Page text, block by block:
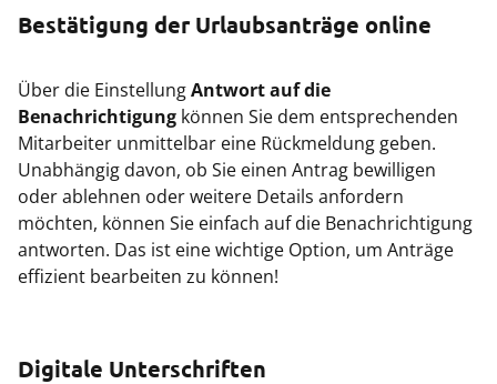
Bestätigung der Urlaubsanträge online
Über die EinstellungAntwort auf die
Benachrichtigung können Sie dem entsprechenden
Mitarbeiter unmittelbar eine Rückmeldung geben.
Unabhängig davon, ob Sie einen Antrag bewilligen
oder ablehnen oder weitere Details anfordern
möchten, können Sie einfach auf die Benachrichtigung
antworten. Das ist eine wichtige Option, um Anträge
effizient bearbeiten zu können!
Digitale Unterschriften